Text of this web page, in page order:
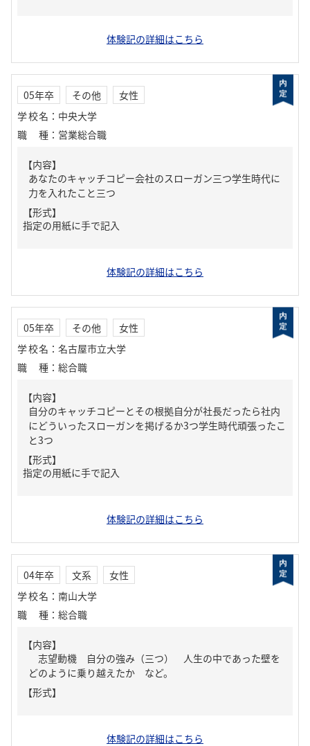
体験記の詳細はこちら
05年卒 その他
女性
学校名 ： 中央大学
職種 ： 営業総合職
【内容】
あなたのキャッチコピー会社のスローガン三つ学生時代に
力を入れたこと三つ
【形式】
指定の用紙に手で記入
体験記の詳細はこちら
05年卒 その他
女性
学校名 ： 名古屋市立大学
職種 ： 総合職
【内容】
自分のキャッチコピーとその根拠自分が社長だったら社内
にどういったスローガンを掲げるか3つ学生時代頑張ったこ
と3つ
【形式】
指定の用紙に手で記入
体験記の詳細はこちら
04年卒 文系
女性
学校名 ： 南山大学
職種 ： 総合職
【内容】
志望動機 自分の強み（三つ） 人生の中であった壁を
どのように乗り越えたか など。
【形式】
体験記の詳細はこちら